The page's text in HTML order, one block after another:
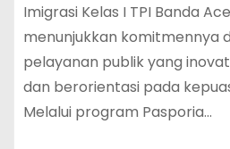
Imigrasi Kelas I TPI Banda
menunjukkan komitmennya
pelayanan publik yang
dan berorientasi pada
Melalui program Pasporia…